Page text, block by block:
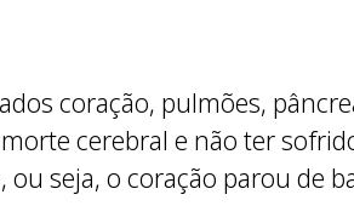
coração, pulmões,
cerebral e não ter
seja, o coração parou de